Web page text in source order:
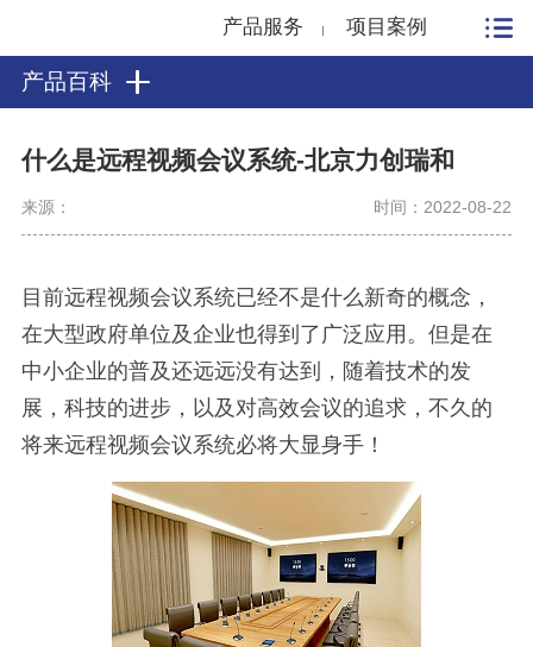
产品服务 项目案例
产品百科
什么是远程视频会议系统-北京力创瑞和
来源： 时间：2022-08-22
目前远程视频会议系统已经不是什么新奇的概念，
在大型政府单位及企业也得到了广泛应用。但是在
中小企业的普及还远远没有达到，随着技术的发
展，科技的进步，以及对高效会议的追求，不久的
将来远程视频会议系统必将大显身手！